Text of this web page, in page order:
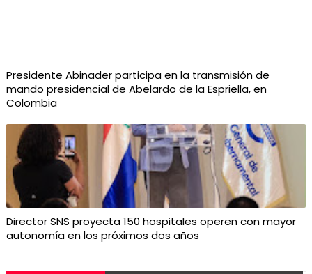
Presidente Abinader participa en la transmisión de
mando presidencial de Abelardo de la Espriella, en
Colombia
Director SNS proyecta 150 hospitales operen con mayor
autonomía en los próximos dos años